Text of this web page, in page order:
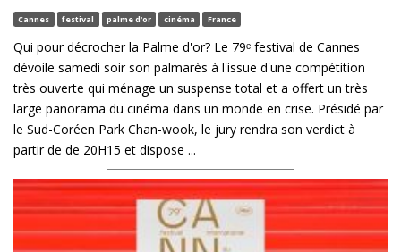
Cannes festival palme d'or cinéma France
Qui pour décrocher la Palme d'or? Le 79ᵉ festival de Cannes
dévoile samedi soir son palmarès à l'issue d'une compétition
très ouverte qui ménage un suspense total et a offert un très
large panorama du cinéma dans un monde en crise. Présidé par
le Sud-Coréen Park Chan-wook, le jury rendra son verdict à
partir de de 20H15 et dispose ...